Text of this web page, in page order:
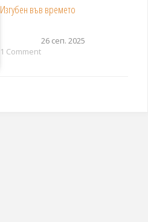
Изгубен във времето
26 сеп. 2025
1 Comment